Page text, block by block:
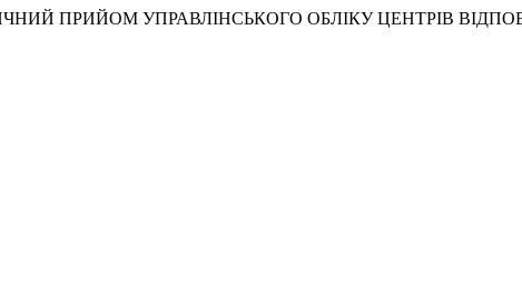
ПРИЙОМ УПРАВЛІНСЬКОГО ОБЛІКУ ЦЕНТРІВ